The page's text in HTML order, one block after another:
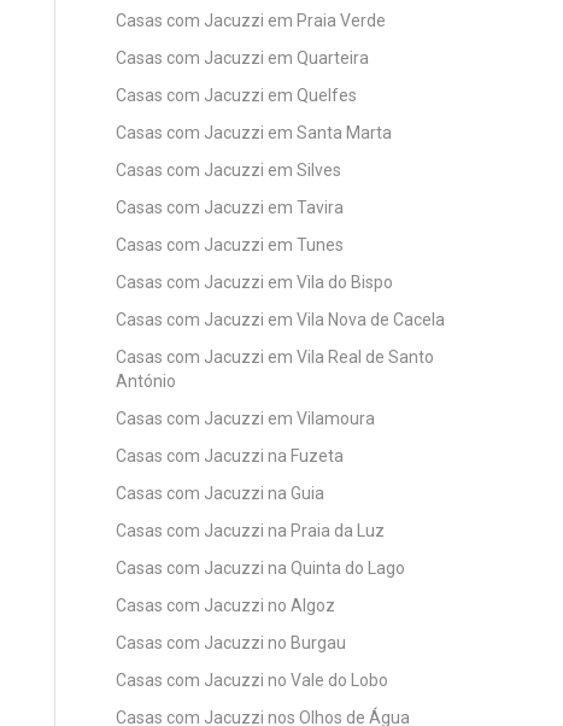
Casas com Jacuzzi em Praia Verde
Casas com Jacuzzi em Quarteira
Casas com Jacuzzi em Quelfes
Casas com Jacuzzi em Santa Marta
Casas com Jacuzzi em Silves
Casas com Jacuzzi em Tavira
Casas com Jacuzzi em Tunes
Casas com Jacuzzi em Vila do Bispo
Casas com Jacuzzi em Vila Nova de Cacela
Casas com Jacuzzi em Vila Real de Santo
António
Casas com Jacuzzi em Vilamoura
Casas com Jacuzzi na Fuzeta
Casas com Jacuzzi na Guia
Casas com Jacuzzi na Praia da Luz
Casas com Jacuzzi na Quinta do Lago
Casas com Jacuzzi no Algoz
Casas com Jacuzzi no Burgau
Casas com Jacuzzi no Vale do Lobo
Casas com Jacuzzi nos Olhos de Água